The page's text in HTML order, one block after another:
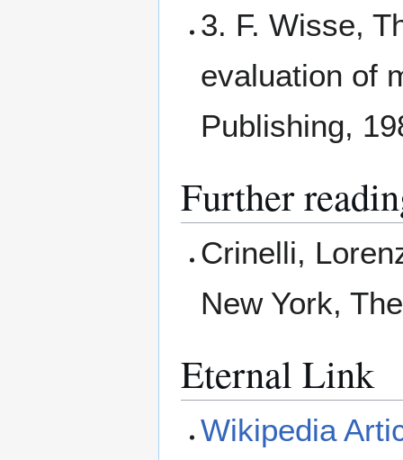
3. F. Wisse,
evaluation of
Publishing,
Further
Crinelli,
New York,
Eternal Link
Wikipedia